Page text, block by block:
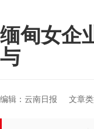
缅甸女企
与
编辑：云南日报 文章